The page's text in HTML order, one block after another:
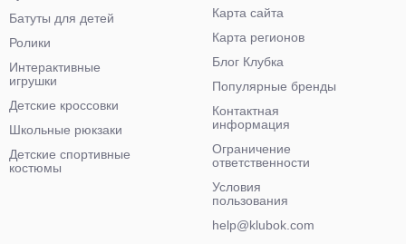
Батуты для детей
Ролики
Интерактивные
игрушки
Детские кроссовки
Школьные рюкзаки
Детские спортивные
костюмы
Карта сайта
Карта регионов
Блог Клубка
Популярные бренды
Контактная
информация
Ограничение
ответственности
Условия
пользования
help@klubok.com